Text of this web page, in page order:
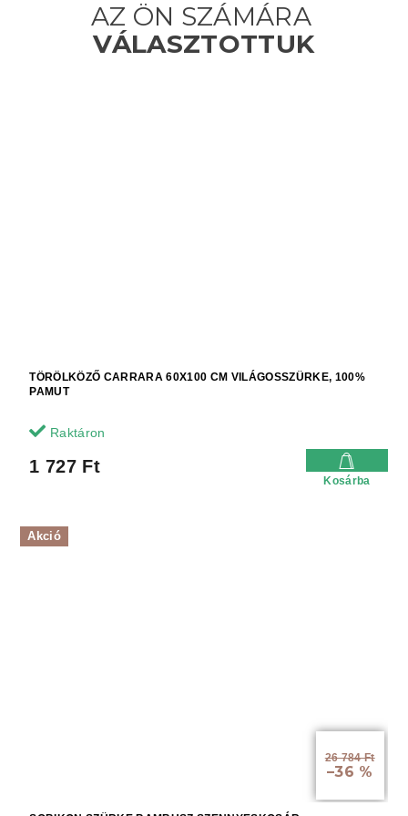
TÖRÖLKÖZŐ CARRARA 60X100 CM VILÁGOSSZÜRKE, 100%
PAMUT
Raktáron
1 727 Ft
Kosárba
Akció
26 784 Ft
–36 %